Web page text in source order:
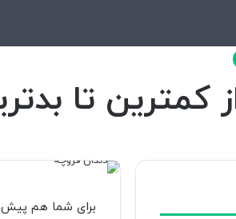
کمترین تا
برای شما هم پیش